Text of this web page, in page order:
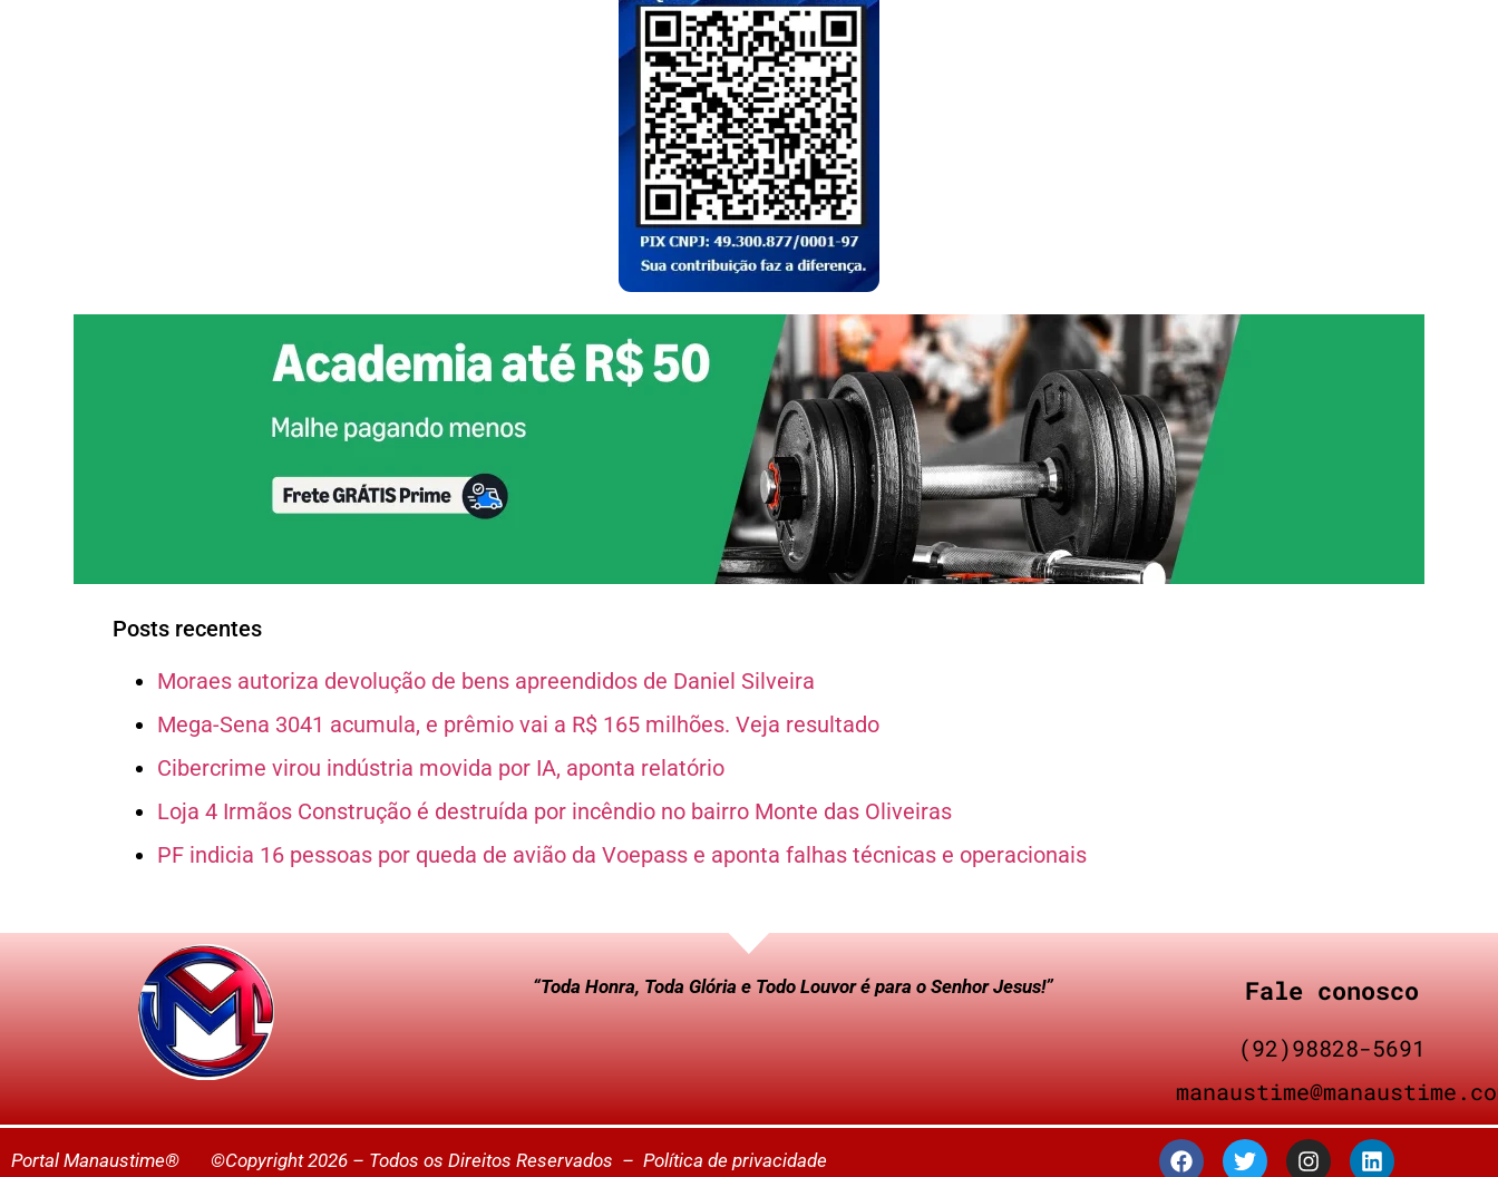
Posts recentes
Moraes autoriza devolução de bens apreendidos de Daniel Silveira
Mega-Sena 3041 acumula, e prêmio vai a R$ 165 milhões. Veja resultado
Cibercrime virou indústria movida por IA, aponta relatório
Loja 4 Irmãos Construção é destruída por incêndio no bairro Monte das Oliveiras
PF indicia 16 pessoas por queda de avião da Voepass e aponta falhas técnicas e operacionais
“Toda Honra, Toda Glória e Todo Louvor é para o Senhor Jesus!” Fale conosco
(92)98828-5691
Portal Manaustime® ©Copyright 2026 – Todos os Direitos Reservados – Política de privacidade